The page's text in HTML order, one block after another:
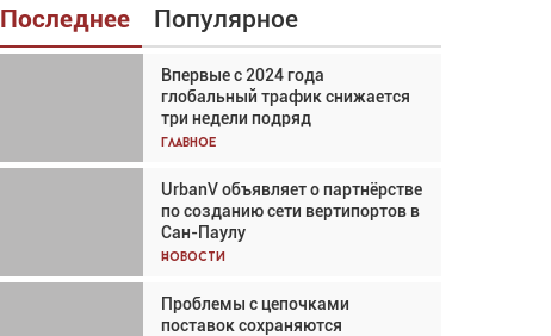
Последнее Популярное
Впервые с 2024 года
глобальный трафик снижается
три недели подряд
Главное
UrbanV объявляет о партнёрстве
по созданию сети вертипортов в
Сан-Паулу
Новости
Проблемы с цепочками
поставок сохраняются
Взгляд с высоты: тандем
вертолётов и БПЛА в
спасательных операциях
Главное
Авиационный фотограф Дэйв
Кох: «Фотография говорит сама
за себя... а ИИ всё портит»
Новости
Впервые с 2024 года
глобальный трафик снижается